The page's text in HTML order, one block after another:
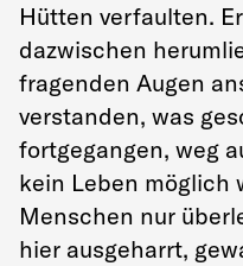
Hütten verfaulten.
dazwischen
fragenden Augen
verstanden, was
fortgegangen, weg
kein Leben möglich
Menschen nur
hier ausgeharrt,